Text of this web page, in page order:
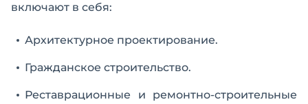
включают в себя:
Архитектурное проектирование.
Гражданское строительство.
Реставрационные и ремонтно-строительные